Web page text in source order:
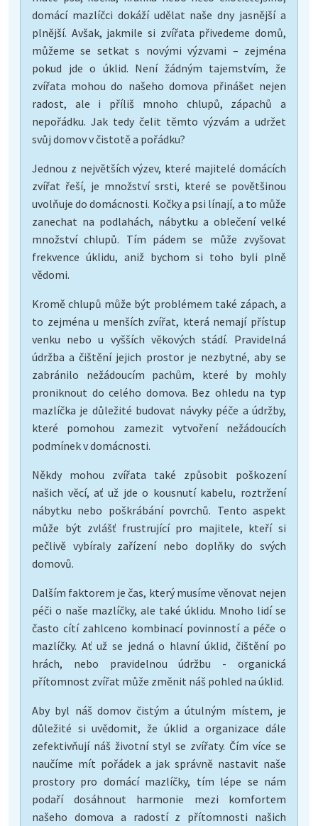
domácí mazlíčci dokáží udělat naše dny jasnější a
plnější. Avšak, jakmile si zvířata přivedeme domů,
můžeme se setkat s novými výzvami – zejména
pokud jde o úklid. Není žádným tajemstvím, že
zvířata mohou do našeho domova přinášet nejen
radost, ale i příliš mnoho chlupů, zápachů a
nepořádku. Jak tedy čelit těmto výzvám a udržet
svůj domov v čistotě a pořádku?
Jednou z největších výzev, které majitelé domácích
zvířat řeší, je množství srsti, které se povětšinou
uvolňuje do domácnosti. Kočky a psi línají, a to může
zanechat na podlahách, nábytku a oblečení velké
množství chlupů. Tím pádem se může zvyšovat
frekvence úklidu, aniž bychom si toho byli plně
vědomi.
Kromě chlupů může být problémem také zápach, a
to zejména u menších zvířat, která nemají přístup
venku nebo u vyšších věkových stádí. Pravidelná
údržba a čištění jejich prostor je nezbytné, aby se
zabránilo nežádoucím pachům, které by mohly
proniknout do celého domova. Bez ohledu na typ
mazlíčka je důležité budovat návyky péče a údržby,
které pomohou zamezit vytvoření nežádoucích
podmínek v domácnosti.
Někdy mohou zvířata také způsobit poškození
našich věcí, ať už jde o kousnutí kabelu, roztržení
nábytku nebo poškrábání povrchů. Tento aspekt
může být zvlášť frustrující pro majitele, kteří si
pečlivě vybíraly zařízení nebo doplňky do svých
domovů.
Dalším faktorem je čas, který musíme věnovat nejen
péči o naše mazlíčky, ale také úklidu. Mnoho lidí se
často cítí zahlceno kombinací povinností a péče o
mazlíčky. Ať už se jedná o hlavní úklid, čištění po
hrách, nebo pravidelnou údržbu - organická
přítomnost zvířat může změnit náš pohled na úklid.
Aby byl náš domov čistým a útulným místem, je
důležité si uvědomit, že úklid a organizace dále
zefektivňují náš životní styl se zvířaty. Čím více se
naučíme mít pořádek a jak správně nastavit naše
prostory pro domácí mazlíčky, tím lépe se nám
podaří dosáhnout harmonie mezi komfortem
našeho domova a radostí z přítomnosti našich